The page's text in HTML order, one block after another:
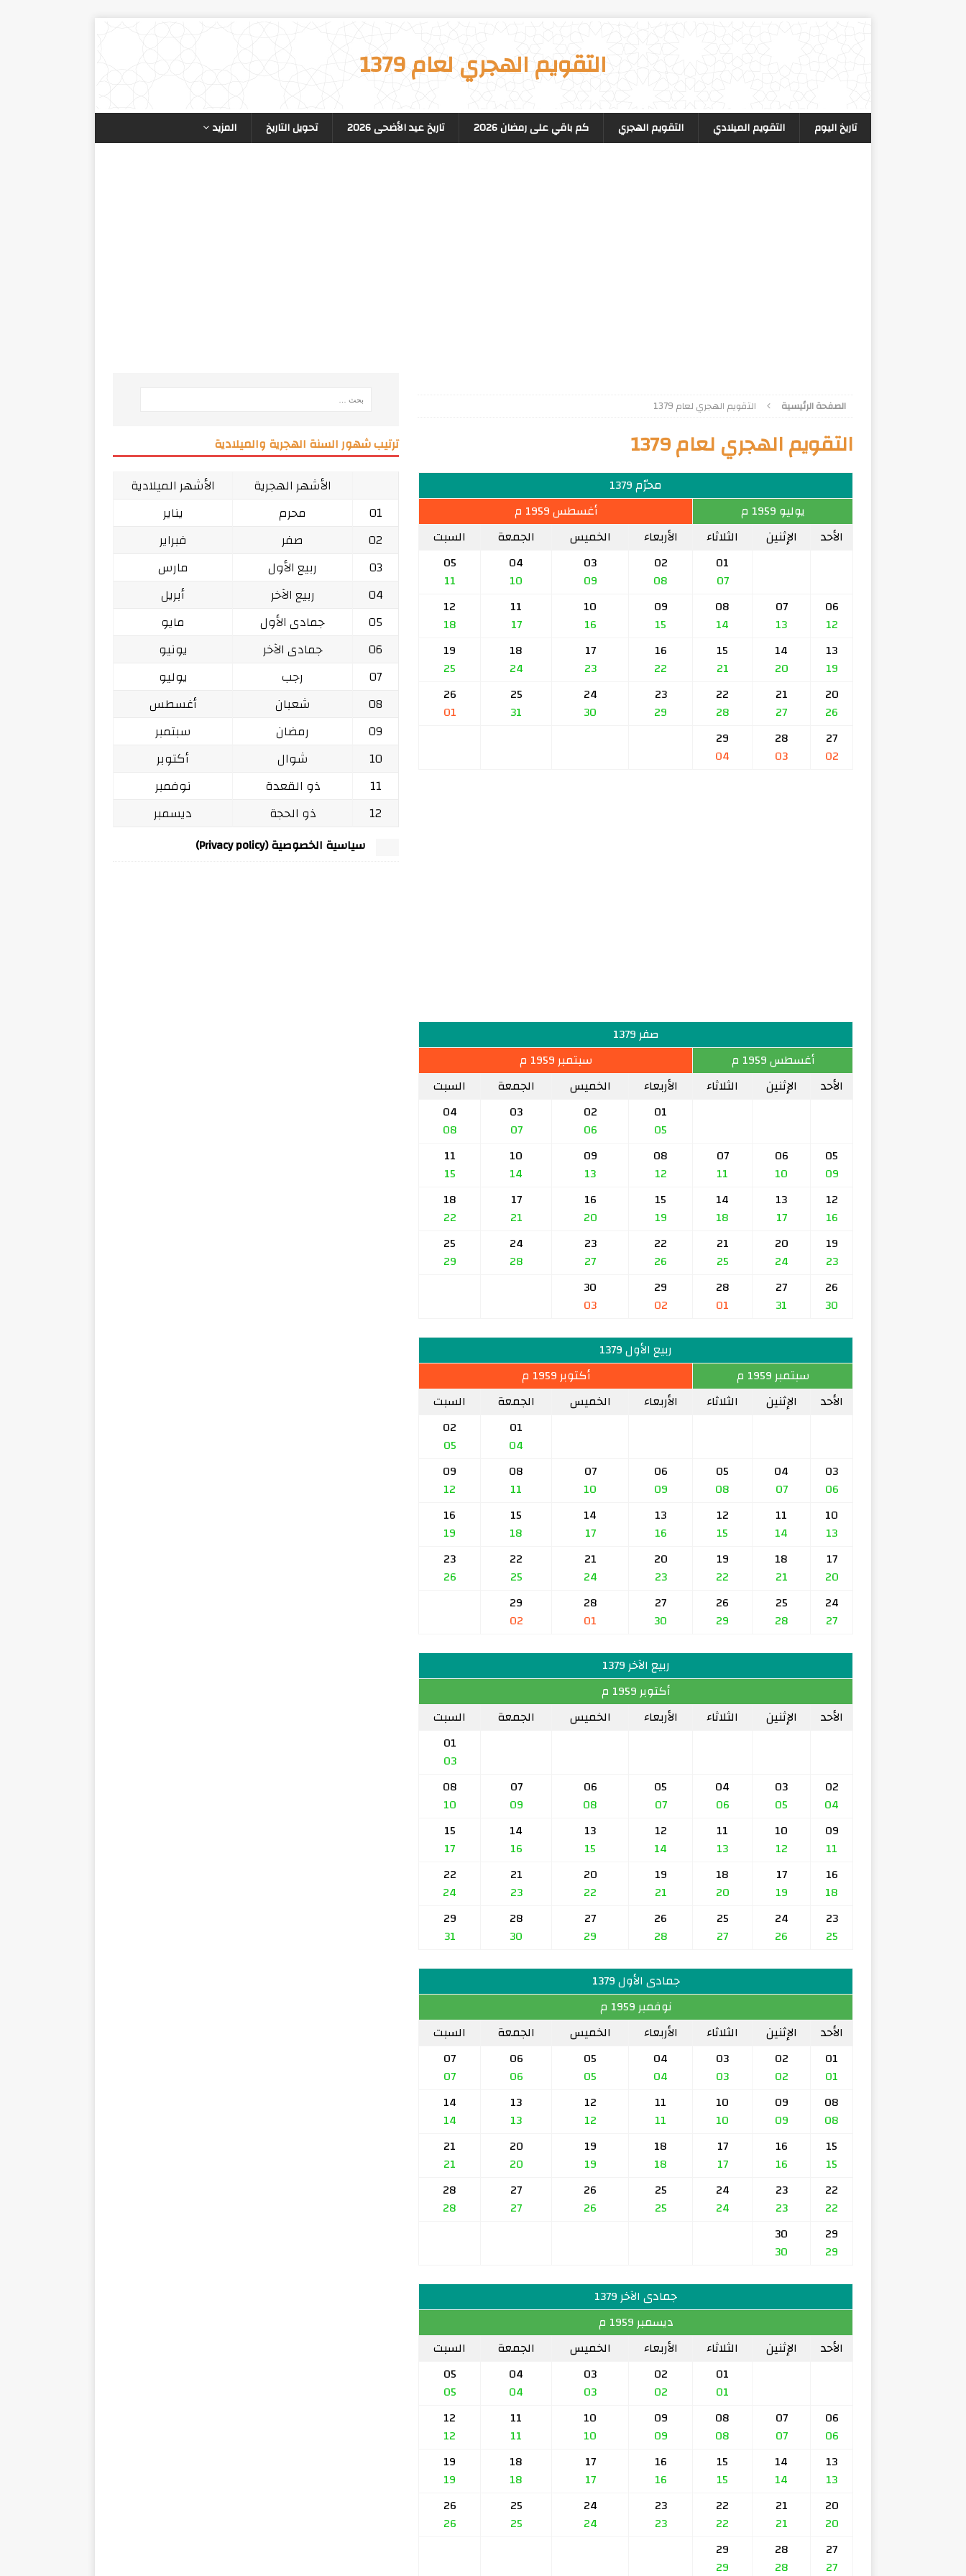
التقويم الهجري لعام 1379
تاريخ اليوم التقويم الميلادي التقويم الهجري كم باقي على رمضان 2026 تاريخ عيد الأضحى 2026 تحويل التاريخ المزيد
الصفحة الرئيسية التقويم الهجري لعام 1379
التقويم الهجري لعام 1379
محرّم 1379
يوليو 1959 م
أغسطس 1959 م
الأحد
الإثنين الثلاثاء الأربعاء الخميس الجمعة
السبت
01
07
02
08
03
09
04
10
05
11
06
12
07
13
08
14
09
15
10
16
11
17
12
18
13
19
14
20
15
21
16
22
17
23
18
24
19
25
20
26
21
27
22
28
23
29
24
30
25
31
26
01
27
02
28
03
29
04
صفر 1379
أغسطس 1959 م
سبتمبر 1959 م
الأحد
الإثنين الثلاثاء الأربعاء الخميس الجمعة
السبت
01
05
02
06
03
07
04
08
05
09
06
10
07
11
08
12
09
13
10
14
11
15
12
16
13
17
14
18
15
19
16
20
17
21
18
22
19
23
20
24
21
25
22
26
23
27
24
28
25
29
26
30
27
31
28
01
29
02
30
03
ربيع الأول 1379
سبتمبر 1959 م
أكتوبر 1959 م
الأحد
الإثنين الثلاثاء الأربعاء الخميس الجمعة
السبت
01
04
02
05
03
06
04
07
05
08
06
09
07
10
08
11
09
12
10
13
11
14
12
15
13
16
14
17
15
18
16
19
17
20
18
21
19
22
20
23
21
24
22
25
23
26
24
27
25
28
26
29
27
30
28
01
29
02
ربيع الآخر 1379
أكتوبر 1959 م
الأحد
الإثنين الثلاثاء الأربعاء الخميس الجمعة
السبت
01
03
02
04
03
05
04
06
05
07
06
08
07
09
08
10
09
11
10
12
11
13
12
14
13
15
14
16
15
17
16
18
17
19
18
20
19
21
20
22
21
23
22
24
23
25
24
26
25
27
26
28
27
29
28
30
29
31
جمادى الأول 1379
نوفمبر 1959 م
الأحد
الإثنين الثلاثاء الأربعاء الخميس الجمعة
السبت
01
01
02
02
03
03
04
04
05
05
06
06
07
07
08
08
09
09
10
10
11
11
12
12
13
13
14
14
15
15
16
16
17
17
18
18
19
19
20
20
21
21
22
22
23
23
24
24
25
25
26
26
27
27
28
28
29
29
30
30
جمادى الآخر 1379
ديسمبر 1959 م
الأحد
الإثنين الثلاثاء الأربعاء الخميس الجمعة
السبت
01
01
02
02
03
03
04
04
05
05
06
06
07
07
08
08
09
09
10
10
11
11
12
12
13
13
14
14
15
15
16
16
17
17
18
18
19
19
20
20
21
21
22
22
23
23
24
24
25
25
26
26
27
27
28
28
29
29
ترتيب شهور السنة الهجرية والميلادية
الأشهر الهجرية
الأشهر الميلادية
01
محرم
يناير
02
صفر
فبراير
03
ربيع الأول
مارس
04
ربيع الآخر
أبريل
05
جمادى الأول
مايو
06
جمادى الآخر
يونيو
07
رجب
يوليو
08
شعبان
أغسطس
09
رمضان
سبتمبر
10
شوال
أكتوبر
11
ذو القعدة
نوفمبر
12
ذو الحجة ديسمبر
سياسية الخصوصية (Privacy policy)